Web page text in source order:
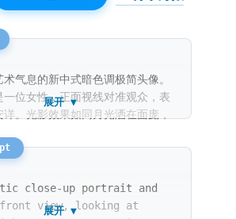
气息的新中式暗色调极简头像。
一位女性，正面视线对准观众，表
。光影效果如同月光洒在面庞，
景融为一体。作品大量运用了水彩
枯笔技法，线条轻盈。背景为深沉
留白艺术的应用让画面深邃且极具
展开 ▼
close-up portrait and
view, looking at
展开 ▼